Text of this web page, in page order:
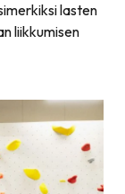
lasten
liikkumisen